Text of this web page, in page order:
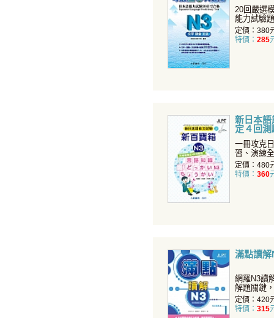
20回嚴選
能力試驗
習，提升
定價：380
特價： 285
新日本語
定４回
N3（附
一冊攻克
習、演練
衝刺、複
定價：480
特價： 360
滿點讀
網羅N3讀
解題關鍵
率！...
定價：420
特價： 315